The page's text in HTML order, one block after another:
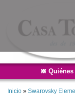
Inicio » Swarovsky